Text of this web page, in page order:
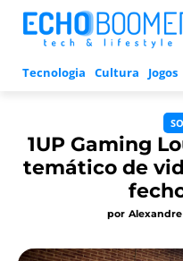
Tecnologia Cultura Jogos
1UP Gaming
temático de
por